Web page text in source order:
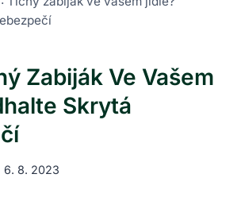
Zabiják Ve Vašem
Skrytá
6. 8. 2023